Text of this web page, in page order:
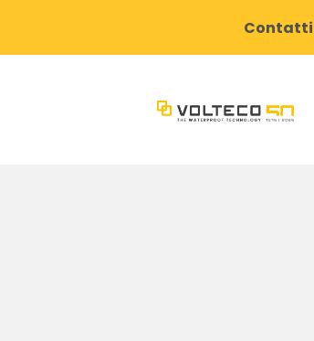
Contatti